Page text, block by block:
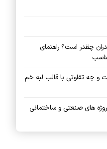
چقدر است؟ راهنمای
چه تفاوتی با قالب لبه خم
های صنعتی و ساختمانی